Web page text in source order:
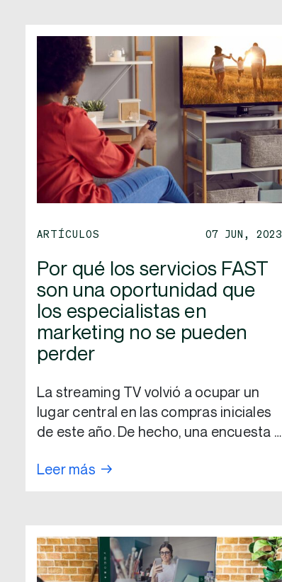
ARTÍCULOS 07 JUN, 2023
Por qué los servicios FAST
son una oportunidad que
los especialistas en
marketing no se pueden
perder
La streaming TV volvió a ocupar un
lugar central en las compras iniciales
de este año. De hecho, una encuesta …
Leer más